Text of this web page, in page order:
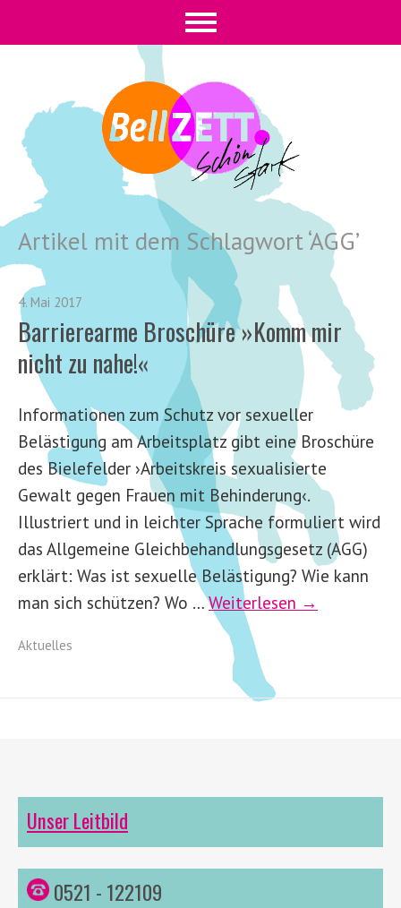
Artikel mit dem Schlagwort ‘AGG’
4. Mai 2017
Barrierearme Broschüre »Komm mir
nicht zu nahe!«
Informationen zum Schutz vor sexueller
Belästigung am Arbeitsplatz gibt eine Broschüre
des Bielefelder ›Arbeitskreis sexualisierte
Gewalt gegen Frauen mit Behinderung‹.
Illustriert und in leichter Sprache formuliert wird
das Allgemeine Gleichbehandlungsgesetz (AGG)
erklärt: Was ist sexuelle Belästigung? Wie kann
man sich schützen? Wo …Weiterlesen →
Aktuelles
Unser Leitbild
0521 - 122109